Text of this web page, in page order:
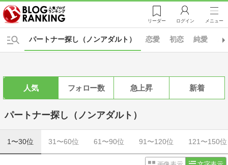
リーダー ログイン メニュー
恋愛 初恋 純愛
パートナー探し（ノンアダルト）
人気 フォロー数 急上昇 新着
パートナー探し（ノンアダルト）
1〜30位 31〜60位 61〜90位 91〜120位 121〜150位